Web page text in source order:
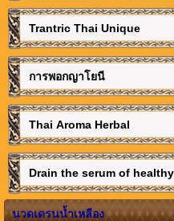
Trantric Thai Unique
การพอกญาโยนี
Thai Aroma Herbal
Drain the serum of healthy
นวดเดรนน้ำเหลือง